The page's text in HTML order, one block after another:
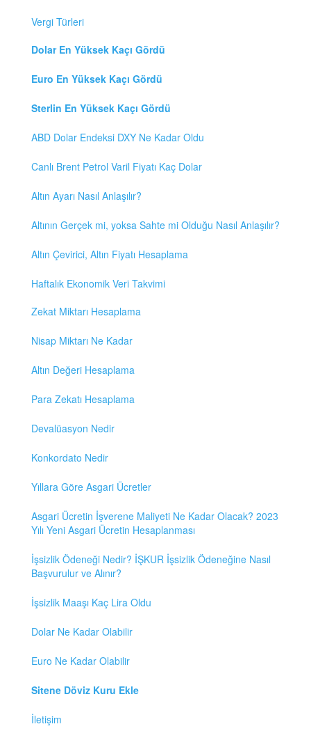
Vergi Türleri
Dolar En Yüksek Kaçı Gördü
Euro En Yüksek Kaçı Gördü
Sterlin En Yüksek Kaçı Gördü
ABD Dolar Endeksi DXY Ne Kadar Oldu
Canlı Brent Petrol Varil Fiyatı Kaç Dolar
Altın Ayarı Nasıl Anlaşılır?
Altının Gerçek mi, yoksa Sahte mi Olduğu Nasıl Anlaşılır?
Altın Çevirici, Altın Fiyatı Hesaplama
Haftalık Ekonomik Veri Takvimi
Zekat Miktarı Hesaplama
Nisap Miktarı Ne Kadar
Altın Değeri Hesaplama
Para Zekatı Hesaplama
Devalüasyon Nedir
Konkordato Nedir
Yıllara Göre Asgari Ücretler
Asgari Ücretin İşverene Maliyeti Ne Kadar Olacak? 2023
Yılı Yeni Asgari Ücretin Hesaplanması
İşsizlik Ödeneği Nedir? İŞKUR İşsizlik Ödeneğine Nasıl
Başvurulur ve Alınır?
İşsizlik Maaşı Kaç Lira Oldu
Dolar Ne Kadar Olabilir
Euro Ne Kadar Olabilir
Sitene Döviz Kuru Ekle
İletişim